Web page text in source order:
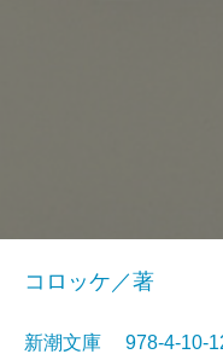
コロッケ／著
新潮文庫 978-4-10-